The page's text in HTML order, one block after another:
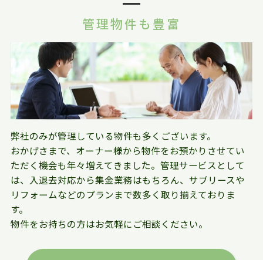
管理物件も豊富
弊社のみが管理している物件も多くございます。
おかげさまで、オーナー様から物件をお預かりさせてい
ただく機会も年々増えてきました。管理サービスとして
は、入退去対応から集金業務はもちろん、サブリースや
リフォームなどのプランまで数多く取り揃えておりま
す。
物件をお持ちの方はお気軽にご相談ください。